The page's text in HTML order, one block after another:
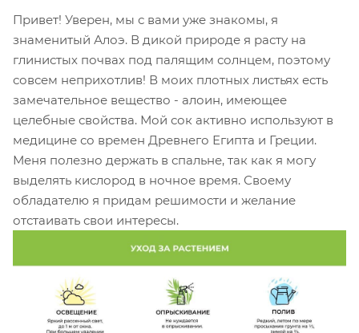
Привет! Уверен, мы с вами уже знакомы, я
знаменитый Алоэ. В дикой природе я расту на
глинистых почвах под палящим солнцем, поэтому
совсем неприхотлив! В моих плотных листьях есть
замечательное вещество - алоин, имеющее
целебные свойства. Мой сок активно используют в
медицине со времен Древнего Египта и Греции.
Меня полезно держать в спальне, так как я могу
выделять кислород в ночное время. Своему
обладателю я придам решимости и желание
отстаивать свои интересы.